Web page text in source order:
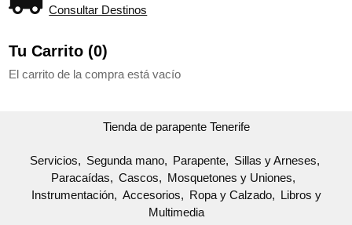
Consultar Destinos
Tu Carrito (0)
El carrito de la compra está vacío
Tienda de parapente Tenerife
Servicios Segunda mano Parapente
Sillas y Arneses
Paracaídas
Cascos
Mosquetones y Uniones
Instrumentación
Accesorios Ropa y Calzado
Libros y
Multimedia